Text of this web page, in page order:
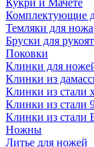
Кукри и Мачете
Комплектующие
Темляки для ножа
Бруски для
Поковки
Клинки для
Клинки из
Клинки из стали
Клинки из стали
Клинки из стали
Ножны
Литье для ножей